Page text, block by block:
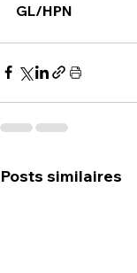
GL/HPN
Posts similaires